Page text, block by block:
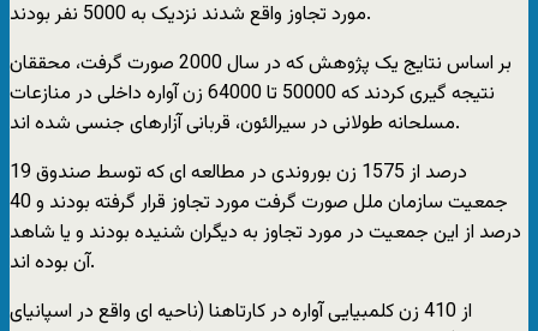
مورد تجاوز واقع شدند نزدیک به 5000 نفر بودند.
بر اساس نتایج یک پژوهش که در سال 2000 صورت گرفت، محققان
نتیجه گیری کردند که 50000 تا 64000 زن آواره داخلی در منازعات
مسلحانه طولانی در سیرالئون، قربانی آزارهای جنسی شده اند.
19 درصد از 1575 زن بوروندی در مطالعه ای که توسط صندوق
جمعیت سازمان ملل صورت گرفت مورد تجاوز قرار گرفته بودند و 40
درصد از این جمعیت در مورد تجاوز به دیگران شنیده بودند و یا شاهد
آن بوده اند.
از 410 زن کلمبیایی آواره در کارتاهنا (ناحیه ای واقع در اسپانیای